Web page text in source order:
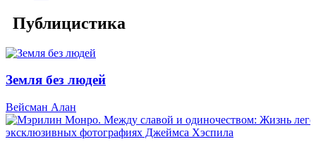
Публицистика
Земля без людей
Вейсман Алан